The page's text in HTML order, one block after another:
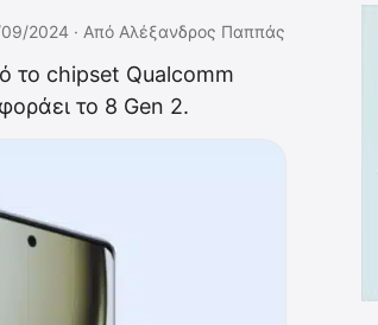
2024 · Από Αλέξανδρος Παππάς
το chipset Qualcomm
το 8 Gen 2.